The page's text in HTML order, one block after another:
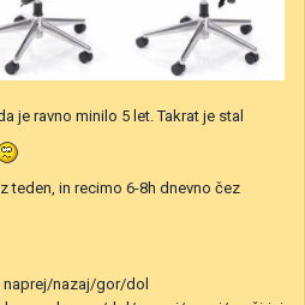
je ravno minilo 5 let. Takrat je stal
teden, in recimo 6-8h dnevno čez
naprej/nazaj/gor/dol